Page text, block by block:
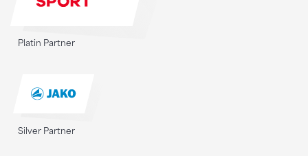
Platin Partner
Silver Partner